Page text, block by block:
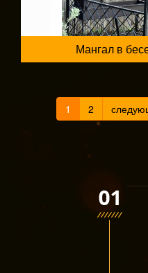
Мангал в
1 2